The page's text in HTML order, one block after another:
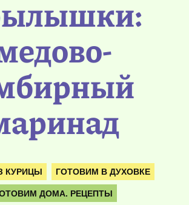
КУРИЦЫ ГОТОВИМ В ДУХОВКЕ
ДОМА. РЕЦЕПТЫ